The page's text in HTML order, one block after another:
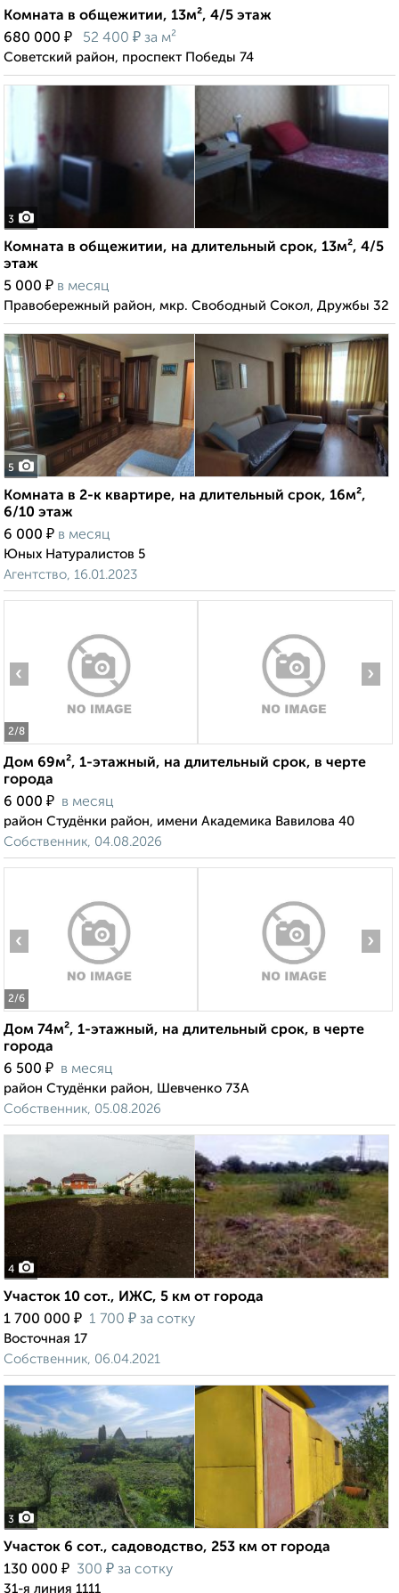
Комната в общежитии, 13м², 4/5 этаж
680 000 ₽ 52 400 ₽ за м²
Советский район, проспект Победы 74
3
Комната в общежитии, на длительный срок, 13м², 4/5
этаж
5 000 ₽ в месяц
Правобережный район, мкр. Свободный Сокол, Дружбы 32
5
Комната в 2-к квартире, на длительный срок, 16м²,
6/10 этаж
6 000 ₽ в месяц
Юных Натуралистов 5
Агентство, 16.01.2023
2/8
‹ ›
Дом 69м², 1-этажный, на длительный срок, в черте
города
6 000 ₽ в месяц
район Студёнки район, имени Академика Вавилова 40
Собственник, 04.08.2026
2/6
‹ ›
Дом 74м², 1-этажный, на длительный срок, в черте
города
6 500 ₽ в месяц
район Студёнки район, Шевченко 73А
Собственник, 05.08.2026
4
Участок 10 сот., ИЖС, 5 км от города
1 700 000 ₽ 1 700 ₽ за сотку
Восточная 17
Собственник, 06.04.2021
3
Участок 6 сот., садоводство, 253 км от города
130 000 ₽ 300 ₽ за сотку
31-я линия 1111